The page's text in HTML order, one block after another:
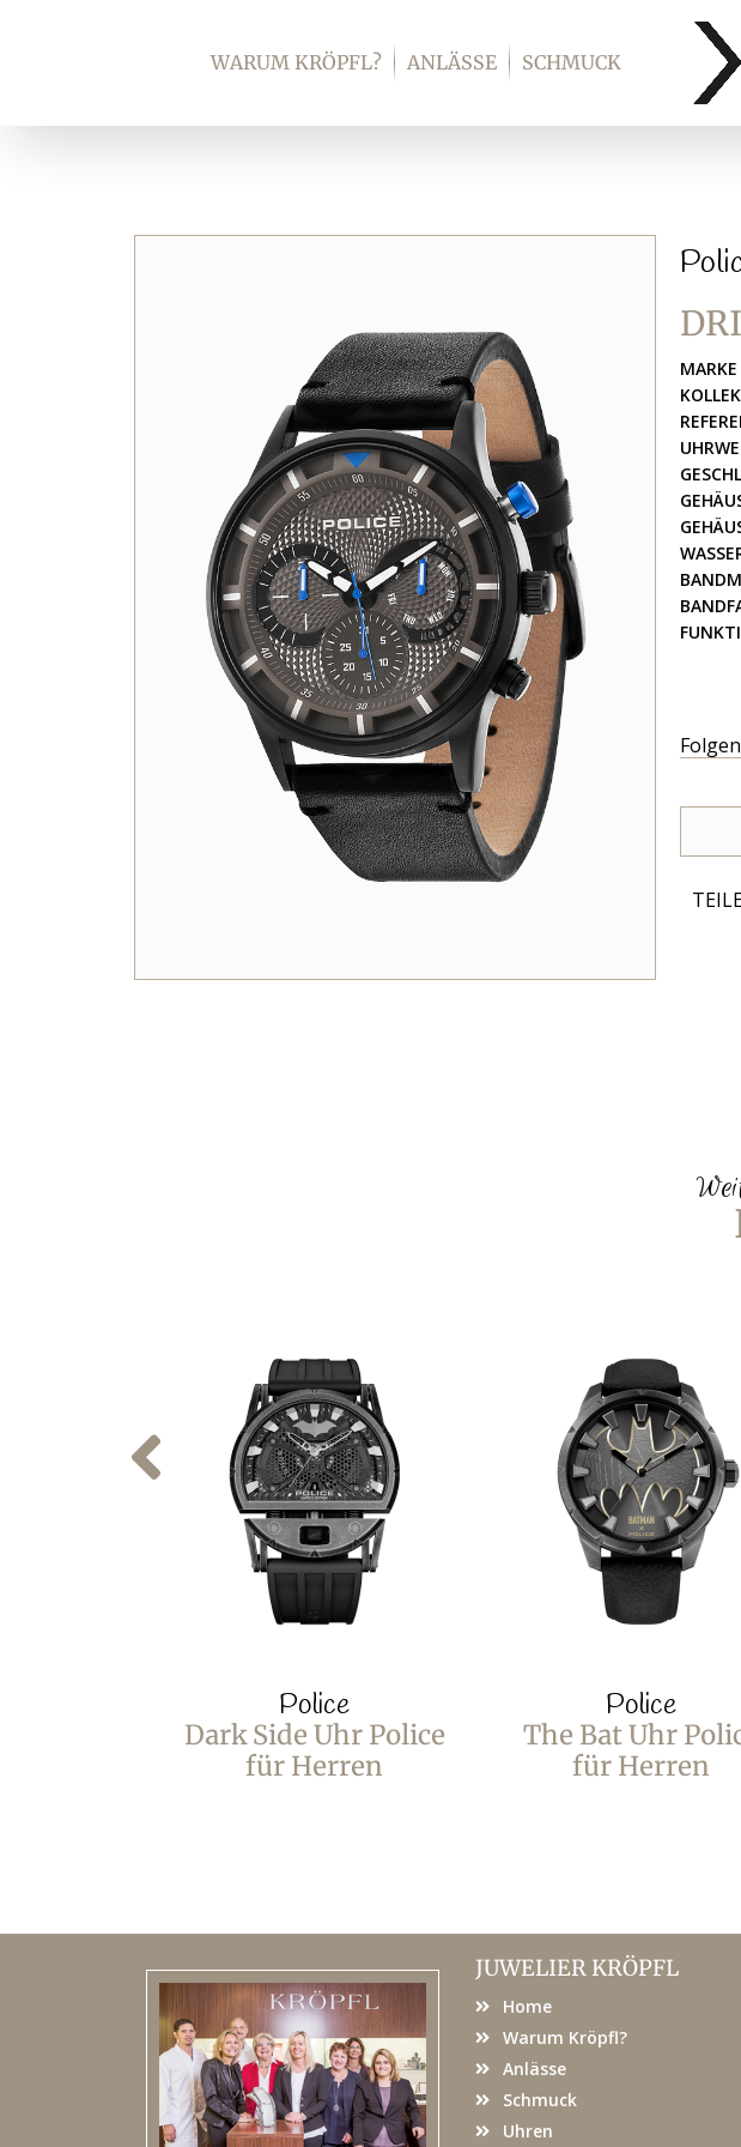
WARUM KRÖPFL? ANLÄSSE SCHMUCK
MARKE
Police
Dark Side Uhr Police
für Herren
Police
The Bat Uhr
für Herren
JUWELIER KRÖPFL
Home
Warum Kröpfl?
Anlässe
Schmuck
Uhren